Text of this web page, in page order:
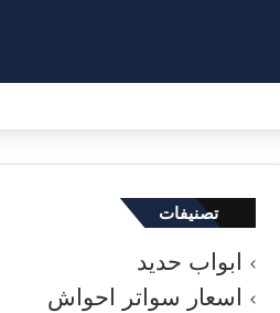
تصنيفات
ابواب حديد
اسعار سواتر احواش